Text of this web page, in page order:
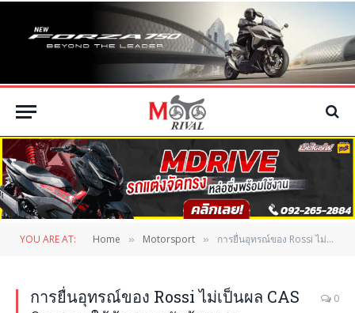
YOU ARE AT: Home » Motorsport » การยื่นอุทรณ์ของ Rossi ไม่เป็นผล CAS พิจารณาให้ต้องออกตัวท้ายแถว Valencia
การยื่นอุทรณ์ของ Rossi ไม่เป็นผล CAS
0